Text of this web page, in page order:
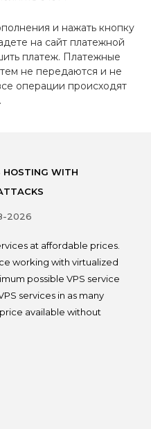
и нажать кнопку
на сайт платежной
платеж. Платежные
не передаются и не
операции происходят
HOSTING WITH
2026
at affordable prices.
working with virtualized
possible VPS service
services in as many
available without